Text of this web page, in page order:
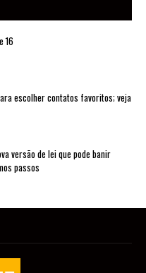
16
escolher contatos favoritos; veja
versão de lei que pode banir
passos